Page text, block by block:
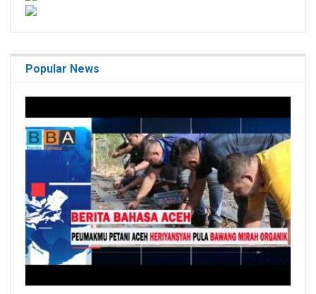
Popular News